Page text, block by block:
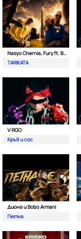
Nasyo Chernia, Fury ft. Bobo Armani
TARIKATA
V:RGO
Кръв и сос
Диона и Bobo Armani
Петна